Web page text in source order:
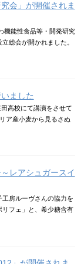
会」が開催されま
機能性食品等・開発研究
総会が開かれました。
ました
高校にて講演をさせて
ア産小麦から見るさぬ
レアシュガースイ
房ルーヴさんの協力を
フェ」と、希少糖含有